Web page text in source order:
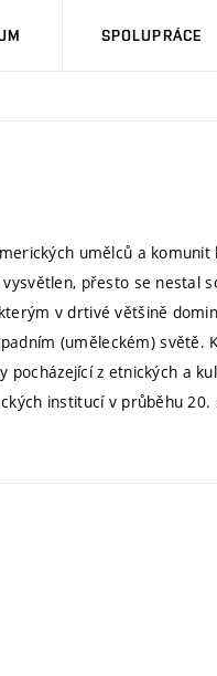
SPOLUPRÁCE
umělců a
přesto se nestal
v drtivé většině
(uměleckém) světě.
pocházející z etnických a
institucí v průběhu 20.